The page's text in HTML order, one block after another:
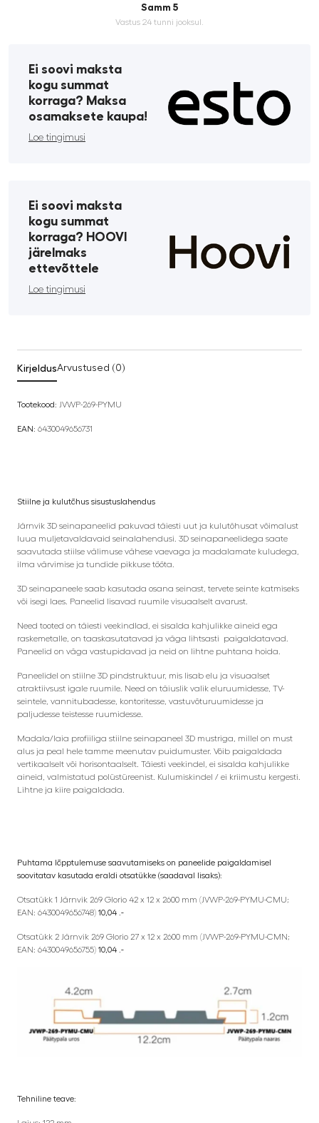
Samm 5
Vastus 24 tunni jooksul.
Ei soovi maksta
kogu summat
korraga? Maksa
osamaksete kaupa!
Loe tingimusi
Ei soovi maksta
kogu summat
korraga? HOOVI
järelmaks
ettevõttele
Loe tingimusi
KirjeldusArvustused (0)
Tootekood: JVWP-269-PYMU
EAN: 6430049656731
Stiilne ja kulutõhus sisustuslahendus
Järnvik 3D seinapaneelid pakuvad täiesti uut ja kulutõhusat võimalust
luua muljetavaldavaid seinalahendusi. 3D seinapaneelidega saate
saavutada stiilse välimuse vähese vaevaga ja madalamate kuludega,
ilma värvimise ja tundide pikkuse tööta.
3D seinapaneele saab kasutada osana seinast, tervete seinte katmiseks
või isegi laes. Paneelid lisavad ruumile visuaalselt avarust.
Need tooted on täiesti veekindlad, ei sisalda kahjulikke aineid ega
raskemetalle, on taaskasutatavad ja väga lihtsasti paigaldatavad.
Paneelid on väga vastupidavad ja neid on lihtne puhtana hoida.
Paneelidel on stiilne 3D pindstruktuur, mis lisab elu ja visuaalset
atraktiivsust igale ruumile. Need on täiuslik valik eluruumidesse, TV-
seintele, vannitubadesse, kontoritesse, vastuvõturuumidesse ja
paljudesse teistesse ruumidesse.
Madala/laia profiiliga stiilne seinapaneel 3D mustriga, millel on must
alus ja peal hele tamme meenutav puidumuster. Võib paigaldada
vertikaalselt või horisontaalselt. Täiesti veekindel, ei sisalda kahjulikke
aineid, valmistatud polüstüreenist. Kulumiskindel / ei kriimustu kergesti.
Lihtne ja kiire paigaldada.
Puhtama lõpptulemuse saavutamiseks on paneelide paigaldamisel
soovitatav kasutada eraldi otsatükke (saadaval lisaks):
Otsatükk 1 Järnvik 269 Glorio 42 x 12 x 2600 mm (JVWP-269-PYMU-CMU;
EAN: 6430049656748) 10,04 .-
Otsatükk 2 Järnvik 269 Glorio 27 x 12 x 2600 mm (JVWP-269-PYMU-CMN;
EAN: 6430049656755) 10,04 .-
Tehniline teave: